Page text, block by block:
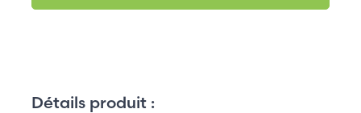
Détails produit :